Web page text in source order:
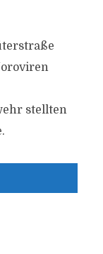
stellten